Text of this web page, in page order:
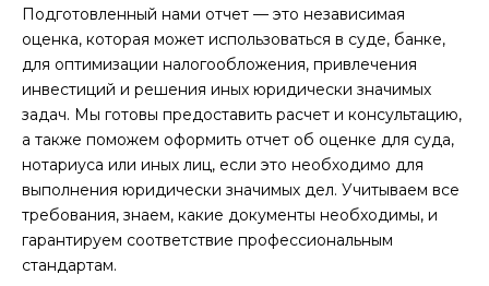
Подготовленный нами отчет — это независимая
оценка, которая может использоваться в суде, банке,
для оптимизации налогообложения, привлечения
инвестиций и решения иных юридически значимых
задач. Мы готовы предоставить расчет и консультацию,
а также поможем оформить отчет об оценке для суда,
нотариуса или иных лиц, если это необходимо для
выполнения юридически значимых дел. Учитываем все
требования, знаем, какие документы необходимы, и
гарантируем соответствие профессиональным
стандартам.